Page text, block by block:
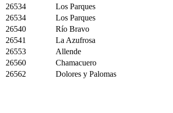
26534
Los Parques
26534
Los Parques
26540
Río Bravo
26541
La Azufrosa
26553
Allende
26560
Chamacuero
26562
Dolores y Palomas